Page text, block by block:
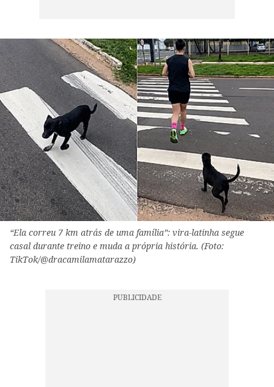
“Ela correu 7 km atrás de uma família”: vira-latinha segue
casal durante treino e muda a própria história. (Foto:
TikTok/@dracamilamatarazzo)